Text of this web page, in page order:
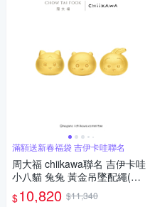
滿額送新春福袋 吉伊卡哇聯名
周大福 chiikawa聯名 吉伊卡哇
小八貓 兔兔 黃金吊墜配繩(多
款可選)
$10,820 $11,340